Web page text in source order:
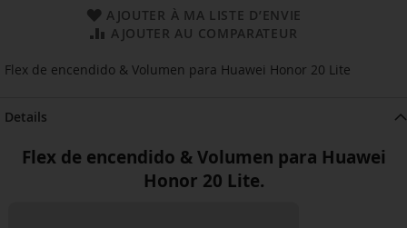
AJOUTER À MA LISTE D’ENVIE
AJOUTER AU COMPARATEUR
Flex de encendido & Volumen para Huawei Honor 20 Lite
Details
Flex de encendido & Volumen para Huawei
Honor 20 Lite.